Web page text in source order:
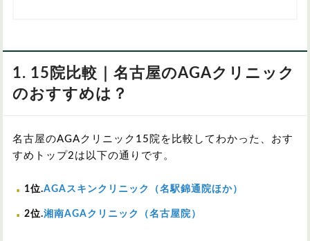
1. 15院比較｜名古屋のAGAクリニック
のおすすめは？
名古屋のAGAクリニック15院を比較してわかった、おす
すめトップ2は以下の通りです。
1位.AGAスキンクリニック（名駅錦通院ほか）
2位.湘南AGAクリニック（名古屋院）